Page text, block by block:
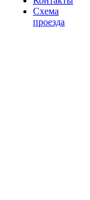
Схема
проезда